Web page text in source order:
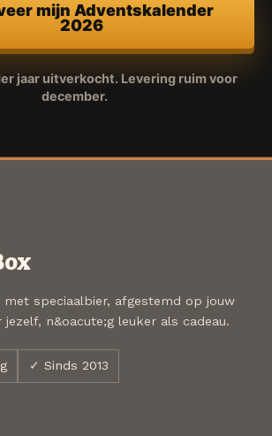
mijn Adventskalender
2026
jaar uitverkocht. Levering ruim voor
december.
met speciaalbier, afgestemd op jouw
n&oacute;g leuker als cadeau.
✓ Sinds 2013